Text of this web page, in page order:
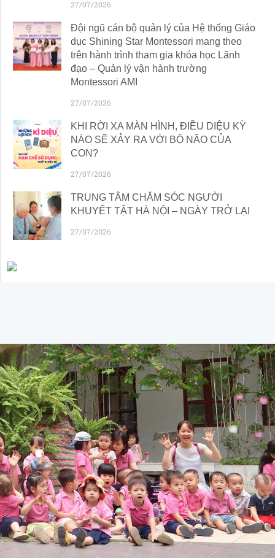
27/07/2026
Đội ngũ cán bộ quản lý của Hệ thống Giáo
dục Shining Star Montessori mang theo
trên hành trình tham gia khóa học Lãnh
đạo – Quản lý vận hành trường
Montessori AMI
27/07/2026
KHI RỜI XA MÀN HÌNH, ĐIỀU DIỆU KỲ
NÀO SẼ XẢY RA VỚI BỘ NÃO CỦA
CON?
27/07/2026
TRUNG TÂM CHĂM SÓC NGƯỜI
KHUYẾT TẬT HÀ NỘI – NGÀY TRỞ LẠI
27/07/2026